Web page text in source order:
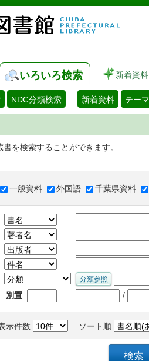
いろいろ検索 新着資料
NDC分類検索 新着資料 テー
を検索することができます。
一般資料 外国語 千葉県資料
別置 /
示件数 ソート順